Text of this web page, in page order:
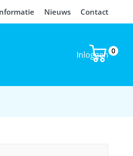
Nieuws Contact
0
Inloggen